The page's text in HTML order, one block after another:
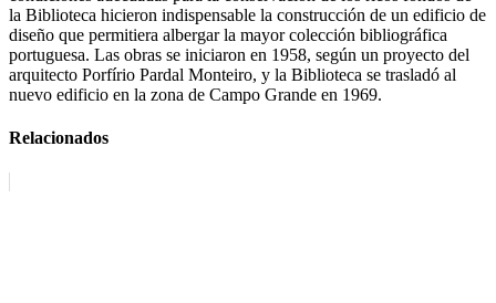
la Biblioteca hicieron indispensable la construcción de un edificio de
diseño que permitiera albergar la mayor colección bibliográfica
portuguesa. Las obras se iniciaron en 1958, según un proyecto del
arquitecto Porfírio Pardal Monteiro, y la Biblioteca se trasladó al
nuevo edificio en la zona de Campo Grande en 1969.
Relacionados